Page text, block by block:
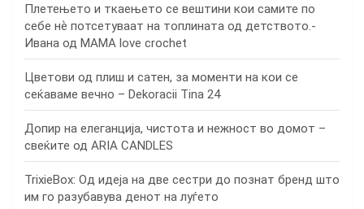
Плетењето и ткаењето се вештини кои самите по
себе нѐ потсетуваат на топлината од детството.-
Ивана од MAMA love crochet
Цветови од плиш и сатен, за моменти на кои се
сеќаваме вечно – Dekoracii Tina 24
Допир на елеганција, чистота и нежност во домот –
свеќите од ARIA CANDLES
TrixieBox: Од идеја на две сестри до познат бренд што
им го разубавува денот на луѓето